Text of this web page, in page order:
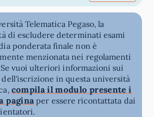
Telematica Pegaso, la
di escludere determinati esami
ponderata finale non è
menzionata nei regolamenti
vuoi ulteriori informazioni sui
dell'iscrizione in questa università
compila il modulo presente i
paginaper essere ricontattata dai